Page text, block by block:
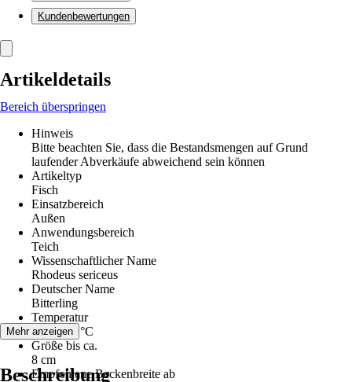
Kundenbewertungen
Artikeldetails
Bereich überspringen
Hinweis
Bitte beachten Sie, dass die Bestandsmengen auf Grund
laufender Abverkäufe abweichend sein können
Artikeltyp
Fisch
Einsatzbereich
Außen
Anwendungsbereich
Teich
Wissenschaftlicher Name
Rhodeus sericeus
Deutscher Name
Bitterling
Temperatur
4 °C - 18 °C
Größe bis ca.
8 cm
Empfohlene Beckenbreite ab
Mehr anzeigen
Beschreibung